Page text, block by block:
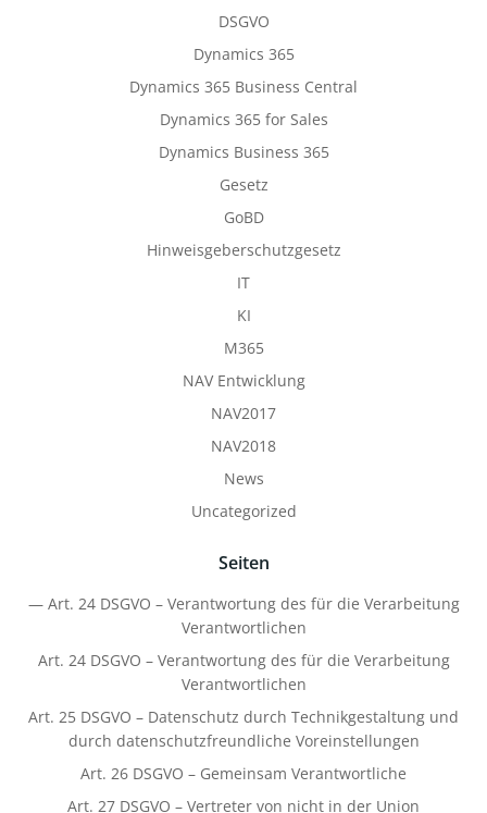
DSGVO
Dynamics 365
Dynamics 365 Business Central
Dynamics 365 for Sales
Dynamics Business 365
Gesetz
GoBD
Hinweisgeberschutzgesetz
IT
KI
M365
NAV Entwicklung
NAV2017
NAV2018
News
Uncategorized
Seiten
— Art. 24 DSGVO – Verantwortung des für die Verarbeitung
Verantwortlichen
Art. 24 DSGVO – Verantwortung des für die Verarbeitung
Verantwortlichen
Art. 25 DSGVO – Datenschutz durch Technikgestaltung und
durch datenschutzfreundliche Voreinstellungen
Art. 26 DSGVO – Gemeinsam Verantwortliche
Art. 27 DSGVO – Vertreter von nicht in der Union